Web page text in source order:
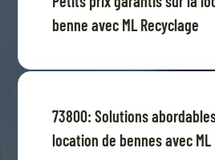
benne avec ML Recyclage
73800: Solutions
location de bennes avec ML